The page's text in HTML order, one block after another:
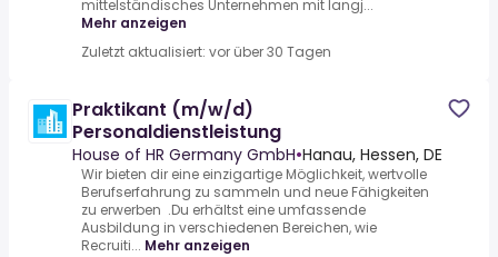
mittelständisches Unternehmen mit langj...
Mehr anzeigen
Zuletzt aktualisiert: vor über 30 Tagen
Praktikant (m/w/d)
Personaldienstleistung
House of HR Germany GmbH•Hanau, Hessen, DE
Wir bieten dir eine einzigartige Möglichkeit, wertvolle
Berufserfahrung zu sammeln und neue Fähigkeiten
zu erwerben .Du erhältst eine umfassende
Ausbildung in verschiedenen Bereichen, wie
Recruiti... Mehr anzeigen